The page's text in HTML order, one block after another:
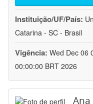
Instituição/UF/País:
Catarina - SC - Brasil
Vigência: Wed Dec 06
00:00:00 BRT 2026